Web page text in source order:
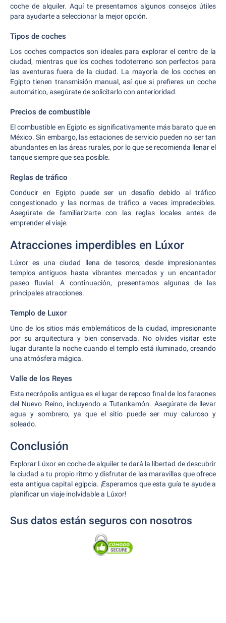
coche de alquiler. Aquí te presentamos algunos consejos útiles
para ayudarte a seleccionar la mejor opción.
Tipos de coches
Los coches compactos son ideales para explorar el centro de la
ciudad, mientras que los coches todoterreno son perfectos para
las aventuras fuera de la ciudad. La mayoría de los coches en
Egipto tienen transmisión manual, así que si prefieres un coche
automático, asegúrate de solicitarlo con anterioridad.
Precios de combustible
El combustible en Egipto es significativamente más barato que en
México. Sin embargo, las estaciones de servicio pueden no ser tan
abundantes en las áreas rurales, por lo que se recomienda llenar el
tanque siempre que sea posible.
Reglas de tráfico
Conducir en Egipto puede ser un desafío debido al tráfico
congestionado y las normas de tráfico a veces impredecibles.
Asegúrate de familiarizarte con las reglas locales antes de
emprender el viaje.
Atracciones imperdibles en Lúxor
Lúxor es una ciudad llena de tesoros, desde impresionantes
templos antiguos hasta vibrantes mercados y un encantador
paseo fluvial. A continuación, presentamos algunas de las
principales atracciones.
Templo de Luxor
Uno de los sitios más emblemáticos de la ciudad, impresionante
por su arquitectura y bien conservada. No olvides visitar este
lugar durante la noche cuando el templo está iluminado, creando
una atmósfera mágica.
Valle de los Reyes
Esta necrópolis antigua es el lugar de reposo final de los faraones
del Nuevo Reino, incluyendo a Tutankamón. Asegúrate de llevar
agua y sombrero, ya que el sitio puede ser muy caluroso y
soleado.
Conclusión
Explorar Lúxor en coche de alquiler te dará la libertad de descubrir
la ciudad a tu propio ritmo y disfrutar de las maravillas que ofrece
esta antigua capital egipcia. ¡Esperamos que esta guía te ayude a
planificar un viaje inolvidable a Lúxor!
Sus datos están seguros con nosotros